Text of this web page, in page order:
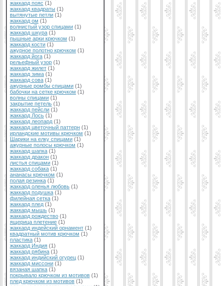
жаккард пояс (1)
жаккард квадраты (1)
вытянутые петли (1)
жаккард ом (1)
волнистый узор спицами (1)
жаккард шкура (1)
пышные арки крючком (1)
жаккард кости (1)
ажурное полотно крючком (1)
жаккард йога (1)
рельефный узор (1)
жаккард жилет (1)
жаккард зима (1)
жаккард сова (1)
ажурные ромбы спицами (1)
бабочки на сетке крючком (1)
волны спицами (1)
закрытие петель (1)
жаккард пейсли (1)
жаккард Лось (1)
жаккард леопард (1)
жаккард цветочный паттерн (1)
ирландские мотивы крючком (1)
Шарики на елку спицами (1)
ажурные полосы крючком (1)
жаккард шапка (1)
жаккард дракон (1)
листья спицами (1)
жаккард собака (1)
ананасы крючком (1)
полая резинка (1)
жаккард оленья любовь (1)
жаккард подушка (1)
филейная сетка (1)
жаккард плед (1)
жаккард мышь (1)
жаккард рождество (1)
ящерица плетение (1)
жаккард индейский орнамент (1)
квадратный мотив крючком (1)
пластика (1)
жаккард Индия (1)
жаккард рябина (1)
жаккард индийский огурец (1)
жаккард миссони (1)
вязаная шапка (1)
покрывало крючком из мотивов (1)
плед крючком из мотивов (1)